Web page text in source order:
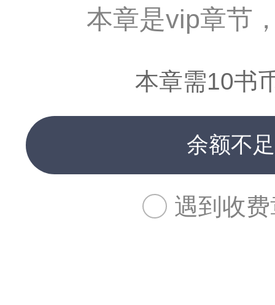
本章是vip章节
本章需10书
余额不
遇到收